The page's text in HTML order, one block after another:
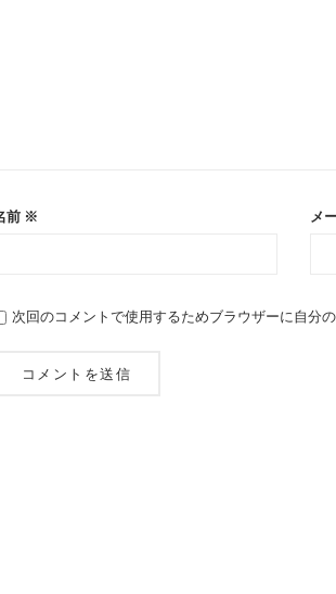
前 ※ メ
次回のコメントで使用するためブラウザーに自分